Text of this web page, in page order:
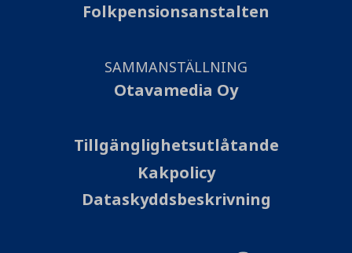
Folkpensionsanstalten
SAMMANSTÄLLNING
Otavamedia Oy
Tillgänglighetsutlåtande
Kakpolicy
Dataskyddsbeskrivning